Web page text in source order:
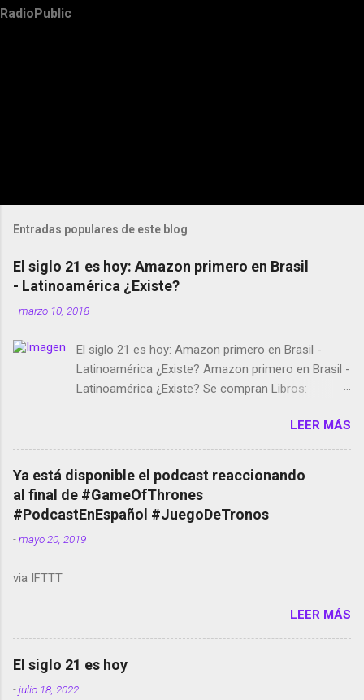
RadioPublic
Entradas populares de este blog
El siglo 21 es hoy: Amazon primero en Brasil
- Latinoamérica ¿Existe?
-marzo 10, 2018
El siglo 21 es hoy: Amazon primero en Brasil -
Latinoamérica ¿Existe? Amazon primero en Brasil -
Latinoamérica ¿Existe? Se compran Libros:
temporada de Black Mirror Twitter deja de verificar
cuentas Responden los fotógrafos Brian May y el
copyright en Instagram Música y vídeo selfies en la
red social Riddley Scott saca a Kevin Spacey de su
película Francisco regaña a los que usan el
smartphone en sus misas La serie de la Tierra
Media GoBee - StartUp de bicicletas de alquiler
Live Photos en Google Photos Llegando Partimos
Dictados en Android El tamaño y su importancia...
LEER MÁS
Ya está disponible el podcast reaccionando
al final de #GameOfThrones
#PodcastEnEspañol #JuegoDeTronos
-mayo 20, 2019
via IFTTT
LEER MÁS
El siglo 21 es hoy
-julio 18, 2022